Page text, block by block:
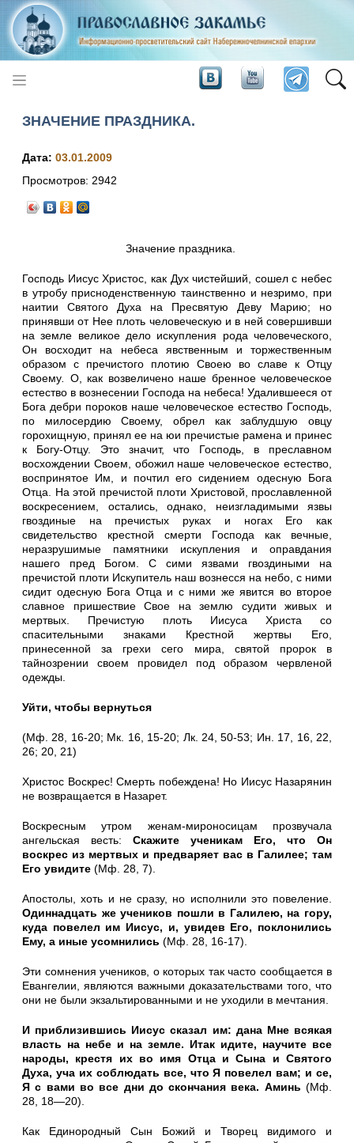
ЗНАЧЕНИЕ ПРАЗДНИКА.
Дата: 03.01.2009
Просмотров: 2942
Значение праздника.
Господь Иисус Христос, как Дух чистейший, сошел с небес
в утробу присноденственную таинст­венно и незримо, при
наитии Святого Духа на Пресвятую Деву Марию; но
принявши от Нее плоть человеческую и в ней совершивши
на земле великое дело искупления рода челове­ческого,
Он восходит на небеса явственным и торжественным
образом с пречистого плотию Своею во славе к Отцу
Своему. О, как возвеличено наше бренное человеческое
естество в вознесении Господа на небеса! Удалившееся от
Бога дебри пороков наше человеческое естество Господь,
по милосердию Своему, обрел как заблудшую овцу
горохищную, принял ее на юи пречистые рамена и принес
к Богу-Отцу. Это значит, что Господь, в преславном
восхождении Своем, обожил наше человеческое естество,
воспринятое Им, и почтил его сидением
одесную Бога
Отца. На этой пречистой плоти Христовой, прославленной
воскресе­нием, остались, однако, неизгладимыми язвы
гвоздиные на пречистых руках и ногах Его как
свидетельство крестной смерти Господа
как вечные,
неразрушимые памятники искупления и оправдания
нашего пред Богом. С сими язвами гвоздиными на
пречистой плоти Искупитель наш вознесся на небо, с ними
сидит одесную Бога Отца и с ними же явится во второе
славное пришествие Свое на землю судити
живых и
мертвых. Пречистую плоть Иисуса Христа со
спасительными знаками Крестной жертвы Его,
принесенной за грехи сего мира, святой пророк в
тайнозрении сво­ем провидел под образом червленой
одежды.
Уйти, чтобы вернуться
(Мф. 28, 16-20; Мк. 16, 15-20; Лк. 24, 50-53; Ин. 17, 16, 22,
26; 20, 21)
Христос Воскрес! Смерть побеждена! Но Иисус Назарянин
не возвращается в Назарет.
Воскресным утром женам-мироносицам прозвучала
ангельская весть: Скажите ученикам Его, что Он
воскрес из мертвых и предваряет вас в Галилее; там
Его увидите (Мф. 28, 7).
Апостолы, хоть и не сразу, но исполнили это повеление.
Один­надцать же учеников пошли в Галилею, на гору,
куда пове­лел им Иисус, и, увидев Его, поклонились
Ему, а иные усом­нились (Мф. 28, 16-17).
Эти сомнения учеников, о которых так часто сообщается в
Евангелии, являются важными доказательствами того, что
они не были экзальтированными и не уходили в мечтания.
И приблизившись Иисус сказал им: дана Мне всякая
власть на небе и на земле. Итак идите, научите все
народы, крестя их во имя Отца и Сына и Святого
Духа, уча их соблю­дать все, что Я повелел вам; и се,
Я с вами во все дни до скончания века. Аминь (Мф.
28, 18—20).
Как Единородный Сын Божий и Творец видимого и